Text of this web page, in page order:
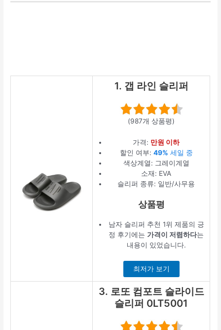
1. 갭 라인 슬리퍼
(987개 상품평)
가격: 만원 이하
할인 여부: 49% 세일 중
색상계열: 그레이계열
소재: EVA
슬리퍼 종류: 일반/사무용
상품평
남자 슬리퍼 추천 1위 제품의 긍
정 후기에는 가격이 저렴하다는
내용이 있었습니다.
최저가 보기
3. 로또 컴포트 슬라이드
슬리퍼 0LT5001